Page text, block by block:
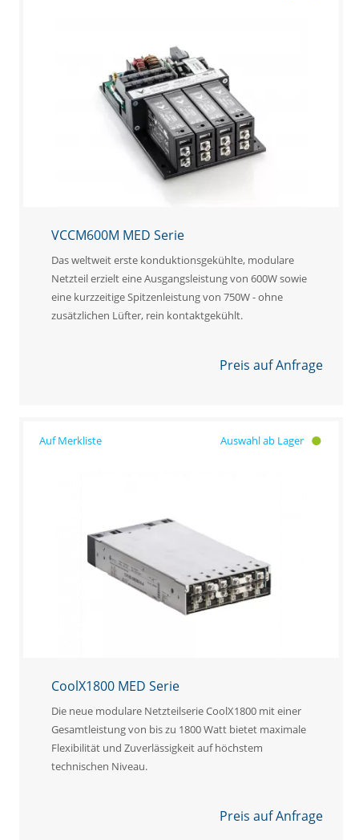
VCCM600M MED Serie
Das weltweit erste konduktionsgekühlte, modulare
Netzteil erzielt eine Ausgangsleistung von 600W sowie
eine kurzzeitige Spitzenleistung von 750W - ohne
zusätzlichen Lüfter, rein kontaktgekühlt.
Preis auf Anfrage
Auswahl ab Lager
CoolX1800 MED Serie
Die neue modulare Netzteilserie CoolX1800 mit einer
Gesamtleistung von bis zu 1800 Watt bietet maximale
Flexibilität und Zuverlässigkeit auf höchstem
technischen Niveau.
Preis auf Anfrage